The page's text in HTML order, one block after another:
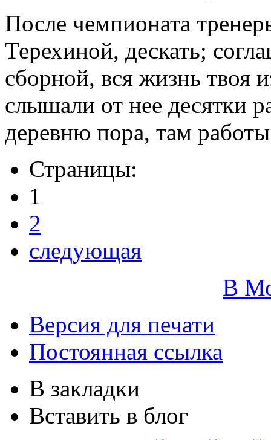
После чемпионата
Терехиной, дескать;
сборной, вся жизнь твоя
слышали от нее десятки
деревню пора, там
Страницы:
1
2
следующая
В
Версия для печати
Постоянная ссылка
В закладки
Вставить в блог